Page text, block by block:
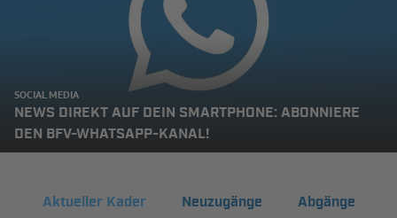
SOCIAL MEDIA
NEWS DIREKT AUF DEIN SMARTPHONE: ABONNIERE
DEN BFV-WHATSAPP-KANAL!
Aktueller Kader Neuzugänge Abgänge